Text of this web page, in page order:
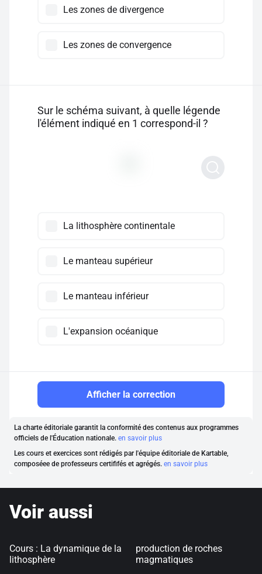
Les zones de divergence
Les zones de convergence
Sur le schéma suivant, à quelle légende
l'élément indiqué en 1 correspond-il ?
La lithosphère continentale
Le manteau supérieur
Le manteau inférieur
L'expansion océanique
Afficher la correction
La charte éditoriale garantit la conformité des contenus aux programmes
officiels de l'Éducation nationale. en savoir plus
Les cours et exercices sont rédigés par l'équipe éditoriale de Kartable,
composéee de professeurs certififés et agrégés. en savoir plus
Voir aussi
Cours : La dynamique de la
lithosphère
production de roches
magmatiques